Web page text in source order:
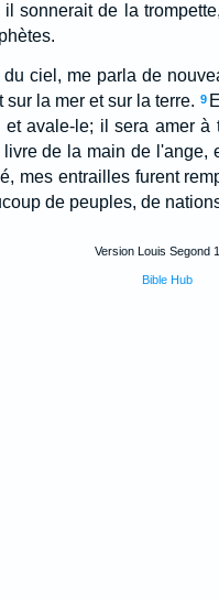
sonnerait de la
ciel, me parla de
la mer et sur la terre. 9
avale-le; il sera amer
de la main de l'ange,
mes entrailles furent
de peuples, de
Version Louis Segond
Bible Hub